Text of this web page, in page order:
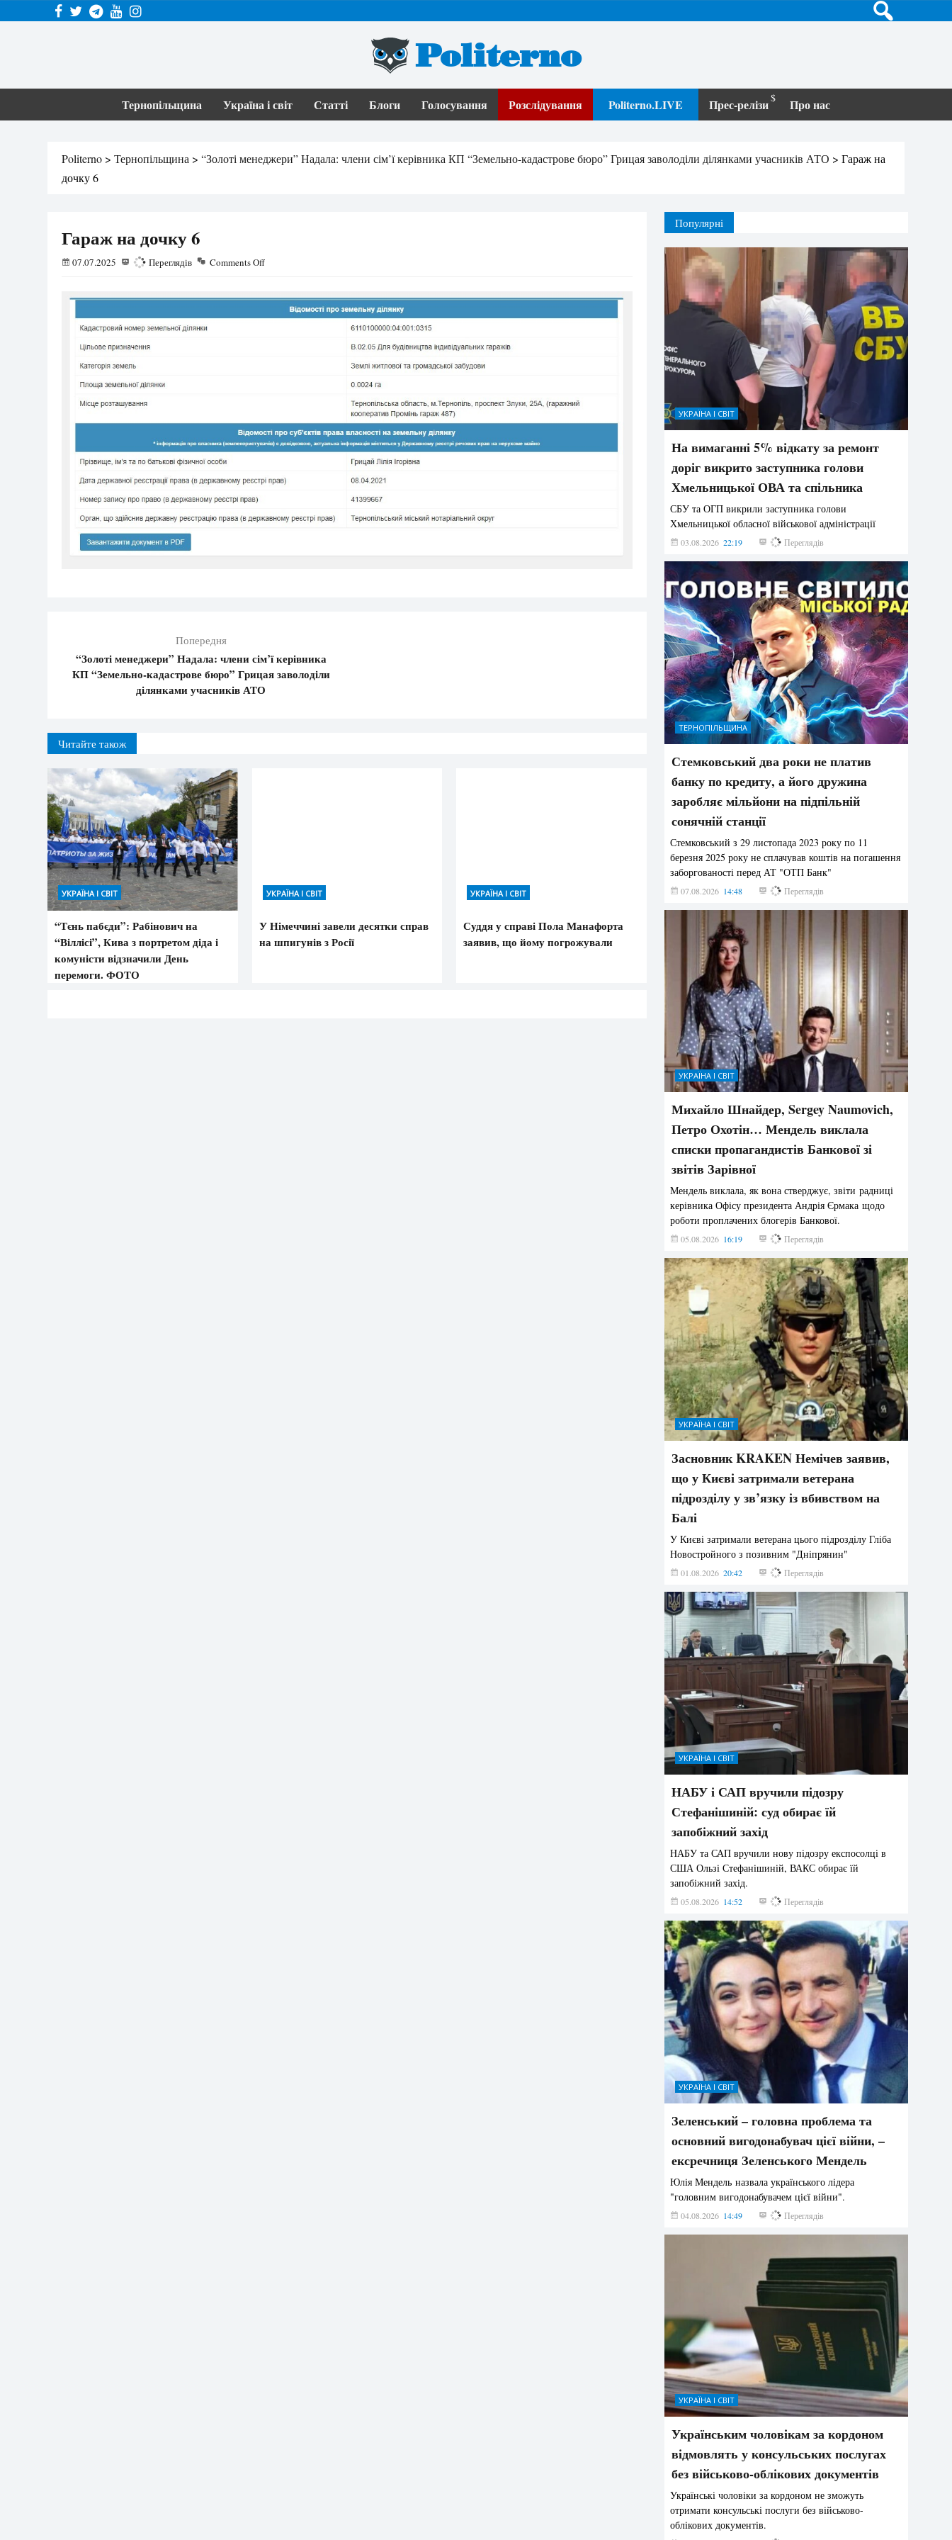
Politerno
Тернопільщина Україна і світ Статті Блоги Голосування Розслідування Politerno.LIVE Прес-релізи Про нас
Politerno > Тернопільщина > “Золоті менеджери” Надала: члени сім’ї керівника КП “Земельно-кадастрове бюро” Грицая заволоділи ділянками учасників АТО > Гараж на
дочку 6
Гараж на дочку 6
07.07.2025 116 Переглядів Comments Off
Попередня
“Золоті менеджери” Надала: члени сім’ї керівника
КП “Земельно-кадастрове бюро” Грицая заволоділи
ділянками учасників АТО
Читайте також
УКРАЇНА І СВІТ
“Тєнь пабєди”: Рабінович на
“Віллісі”, Кива з портретом діда і
комуністи відзначили День
перемоги. ФОТО
УКРАЇНА І СВІТ
У Німеччині завели десятки справ
на шпигунів з Росії
УКРАЇНА І СВІТ
Суддя у справі Пола Манафорта
заявив, що йому погрожували
Популярні
УКРАЇНА І СВІТ
На вимаганні 5% відкату за ремонт
доріг викрито заступника голови
Хмельницької ОВА та спільника
СБУ та ОГП викрили заступника голови
Хмельницької обласної військової адміністрації
03.08.2026 22:19 873 Переглядів
ТЕРНОПІЛЬЩИНА
Стемковський два роки не платив
банку по кредиту, а його дружина
заробляє мільйони на підпільній
сонячній станції
Стемковський з 29 листопада 2023 року по 11
березня 2025 року не сплачував коштів на погашення
заборгованості перед АТ "ОТП Банк"
07.08.2026 14:48 341 Переглядів
УКРАЇНА І СВІТ
Михайло Шнайдер, Sergey Naumovich,
Петро Охотін… Мендель виклала
списки пропагандистів Банкової зі
звітів Зарівної
Мендель виклала, як вона стверджує, звіти радниці
керівника Офісу президента Андрія Єрмака щодо
роботи проплачених блогерів Банкової.
05.08.2026 16:19 227 Переглядів
УКРАЇНА І СВІТ
Засновник KRAKEN Немічев заявив,
що у Києві затримали ветерана
підрозділу у зв’язку із вбивством на
Балі
У Києві затримали ветерана цього підрозділу Гліба
Новостройного з позивним "Дніпрянин"
01.08.2026 20:42 194 Переглядів
УКРАЇНА І СВІТ
НАБУ і САП вручили підозру
Стефанішиній: суд обирає їй
запобіжний захід
НАБУ та САП вручили нову підозру експосолці в
США Ользі Стефанішиній, ВАКС обирає їй
запобіжний захід.
05.08.2026 14:52 159 Переглядів
УКРАЇНА І СВІТ
Зеленський – головна проблема та
основний вигодонабувач цієї війни, –
ексречниця Зеленського Мендель
Юлія Мендель назвала українського лідера
"головним вигодонабувачем цієї війни".
04.08.2026 14:49 157 Переглядів
УКРАЇНА І СВІТ
Українським чоловікам за кордоном
відмовлять у консульських послугах
без військово-облікових документів
Українські чоловіки за кордоном не зможуть
отримати консульські послуги без військово-
облікових документів.